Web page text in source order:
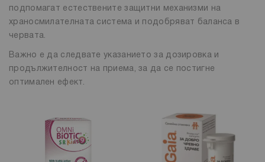
подпомагат естествените защитни механизми на
храносмилателната система и подобряват баланса в
червата.
Важно е да следвате указанието за дозировка и
продължителност на приема, за да се постигне
оптимален ефект.